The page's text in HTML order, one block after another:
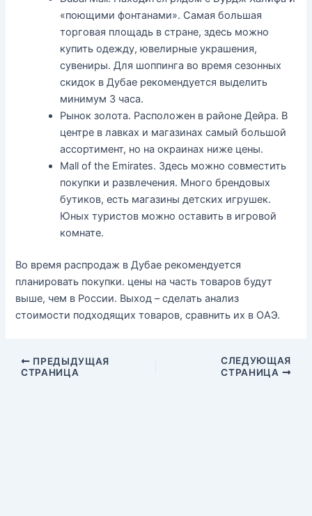
«поющими фонтанами». Самая большая
торговая площадь в стране, здесь можно
купить одежду, ювелирные украшения,
сувениры. Для шоппинга во время сезонных
скидок в Дубае рекомендуется выделить
минимум 3 часа.
Рынок золота. Расположен в районе Дейра. В
центре в лавках и магазинах самый большой
ассортимент, но на окраинах ниже цены.
Mall of the Emirates. Здесь можно совместить
покупки и развлечения. Много брендовых
бутиков, есть магазины детских игрушек.
Юных туристов можно оставить в игровой
комнате.
Во время распродаж в Дубае рекомендуется
планировать покупки. цены на часть товаров будут
выше, чем в России. Выход – сделать анализ
стоимости подходящих товаров, сравнить их в ОАЭ.
ПРЕДЫДУЩАЯ
СТРАНИЦА
СЛЕДУЮЩАЯ
СТРАНИЦА